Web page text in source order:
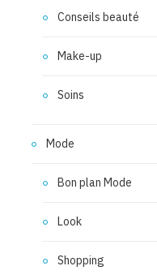
Conseils beauté
Make-up
Soins
Mode
Bon plan Mode
Look
Shopping